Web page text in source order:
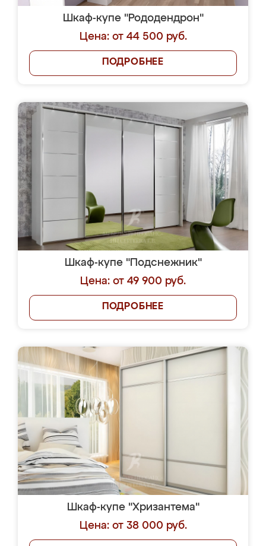
Шкаф-купе "Рододендрон"
Цена: от 44 500 руб.
ПОДРОБНЕЕ
Шкаф-купе "Подснежник"
Цена: от 49 900 руб.
ПОДРОБНЕЕ
Шкаф-купе "Хризантема"
Цена: от 38 000 руб.